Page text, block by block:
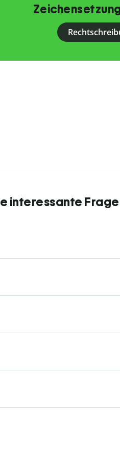
interessante